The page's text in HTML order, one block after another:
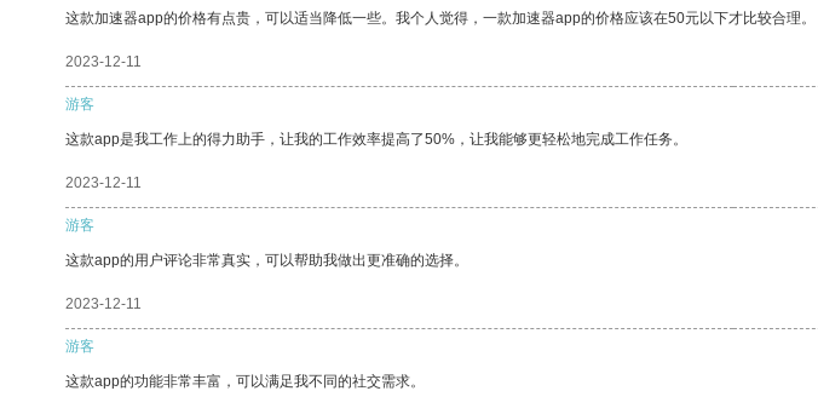
这款加速器app的价格有点贵，可以适当降低一些。我个人觉得，一款加速器app的价格应该在50元以下才比较合理。
2023-12-11
游客
这款app是我工作上的得力助手，让我的工作效率提高了50%，让我能够更轻松地完成工作任务。
2023-12-11
游客
这款app的用户评论非常真实，可以帮助我做出更准确的选择。
2023-12-11
游客
这款app的功能非常丰富，可以满足我不同的社交需求。